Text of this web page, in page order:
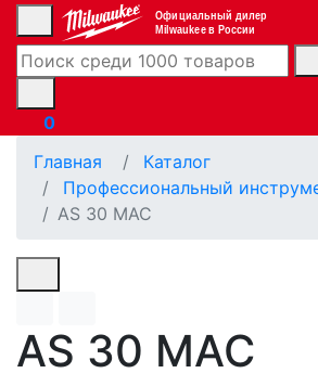
Официальный дилер
Milwaukee в России
0
Главная
Каталог
Профессиональный
AS 30 MAC
AS 30 MAC